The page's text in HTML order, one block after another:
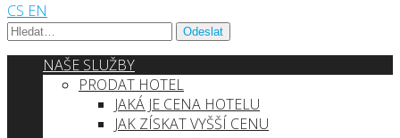
CS EN
NAŠE SLUŽBY
PRODAT HOTEL
JAKÁ JE CENA HOTELU
JAK ZÍSKAT VYŠŠÍ CENU